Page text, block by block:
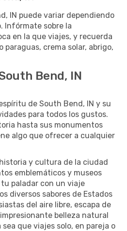
IN puede variar dependiendo
Infórmate sobre la
en la que viajes, y recuerda
paraguas, crema solar, abrigo,
Bend, IN
de South Bend, IN y su
para todos los gustos.
hasta sus monumentos
algo que ofrecer a cualquier
y cultura de la ciudad
emblemáticos y museos
paladar con un viaje
diversos sabores de Estados
del aire libre, escapa de
belleza natural
sea que viajes solo, en pareja o